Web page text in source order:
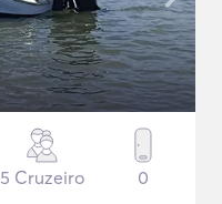
5 Cruzeiro 0